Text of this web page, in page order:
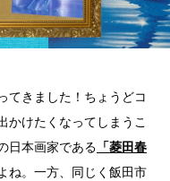
ア
ー
ト
っ
て
く
る！
－
てきました！ちょうどコ
かけたくなってしまうこ
日本画家である 「菱田春
ね。一方、同じく飯田市